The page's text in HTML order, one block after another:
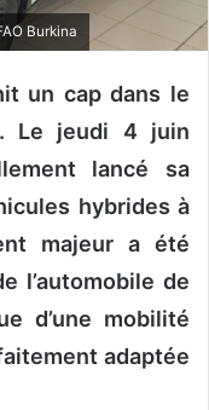
Burkina
un cap dans le
Le jeudi 4 juin
lancé sa
hybrides à
majeur a été
l’automobile de
d’une mobilité
adaptée